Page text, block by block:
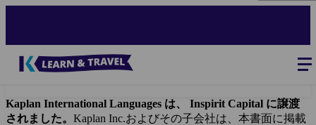
Kaplan International Languages は、 Inspirit Capital に譲渡
されました。 Kaplan Inc.およびその子会社は、本書面に掲載